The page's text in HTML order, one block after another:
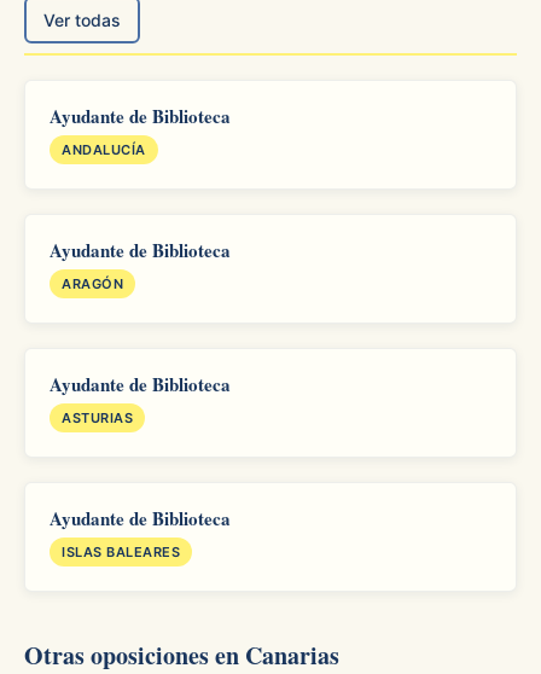
Ver todas
Ayudante de Biblioteca
ANDALUCÍA
Ayudante de Biblioteca
ARAGÓN
Ayudante de Biblioteca
ASTURIAS
Ayudante de Biblioteca
ISLAS BALEARES
Otras oposiciones en Canarias